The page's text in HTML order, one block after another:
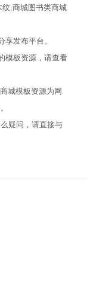
,商城图书类商城
发布平台。
模板资源，请查看
城模板资源为网
疑问，请直接与